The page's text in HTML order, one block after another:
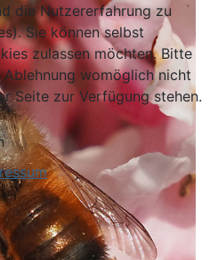
die Nutzererfahrung zu
Sie können selbst
zulassen möchten. Bitte
womöglich nicht
Seite zur Verfügung stehen.